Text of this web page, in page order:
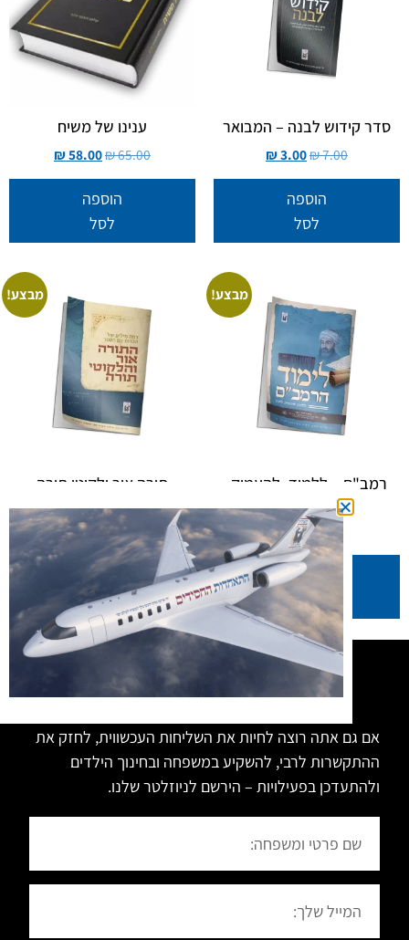
סדר קידוש לבנה – המבואר
₪7.00
₪3.00
הוספה
לסל
ענינו של משיח
₪65.00
₪58.00
הוספה
לסל
מבצע!
רמב"ם – ללמוד, להעמיק,
₪5.00
₪3.00
הוספה
לסל
מבצע!
תורה אור ולקוטי תורה
₪7.00
₪3.00
הוספה
לסל
רוצה להיות מעודכן?
אם גם אתה רוצה לחיות את השליחות העכשווית, לחזק את
ההתקשרות לרבי, להשקיע במשפחה ובחינוך הילדים
ולהתעדכן בפעילויות – הירשם לניוזלטר שלנו.